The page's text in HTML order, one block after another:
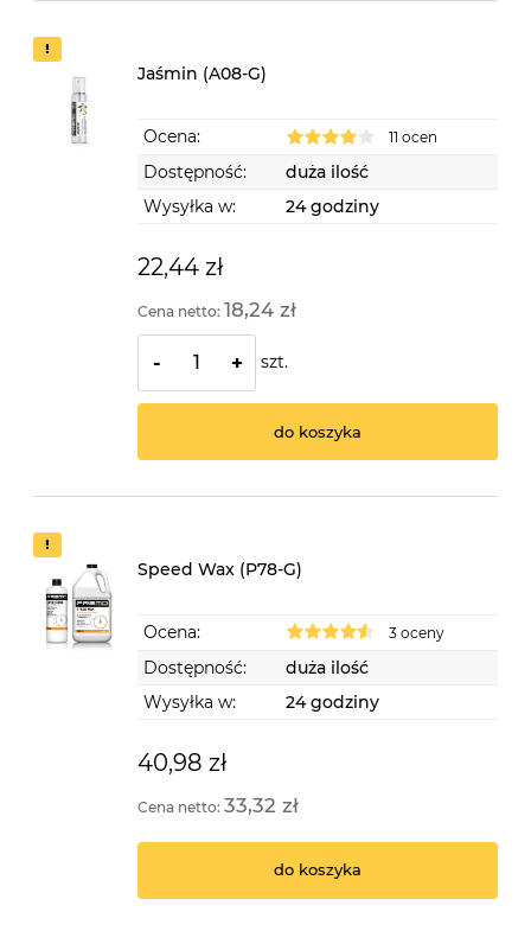
Jaśmin (A08-G)
Ocena: 11 ocen
Dostępność:
duża ilość
Wysyłka w:
24 godziny
22,44 zł
Cena netto: 18,24 zł
- + szt.
do koszyka
Speed Wax (P78-G)
Ocena: 3 oceny
Dostępność:
duża ilość
Wysyłka w:
24 godziny
40,98 zł
Cena netto:33,32 zł
do koszyka